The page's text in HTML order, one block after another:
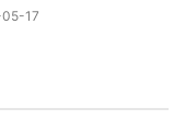
votes)
17